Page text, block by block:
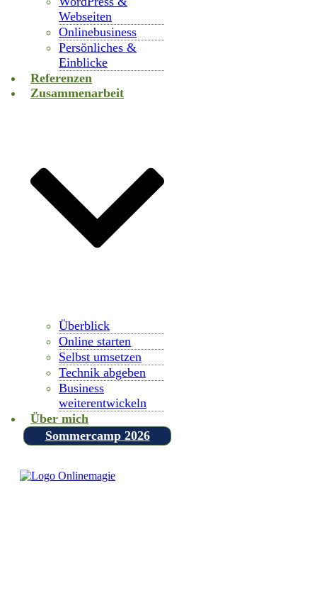
Webseiten
Onlinebusiness
Persönliches &
Einblicke
Referenzen
Zusammenarbeit
Überblick
Online starten
Selbst umsetzen
Technik abgeben
Business
weiterentwickeln
Über mich
Sommercamp 2026